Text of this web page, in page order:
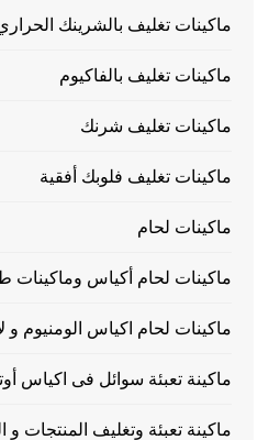
ماكينات تغليف بالشرينك
ماكينات تغليف بالفاكيوم
ماكينات تغليف شرنك
ماكينات تغليف فلوبك أفقية
ماكينات لحام
ماكينات لحام أكياس وماكينات
ماكينات لحام اكياس الومنيوم و
ماكينة تعبئة سوائل فى اكياس
ماكينة تعبئة وتغليف المنتجات